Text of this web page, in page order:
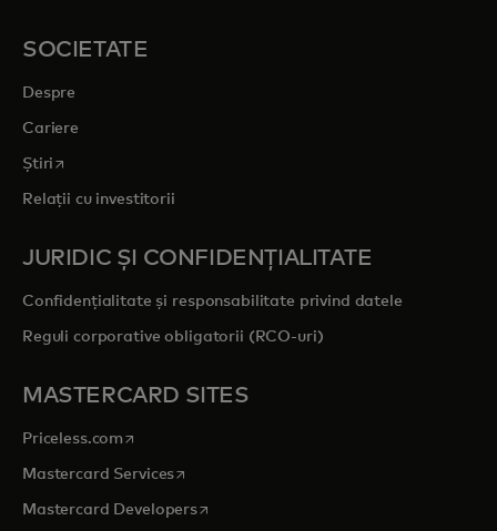
SOCIETATE
Despre
Cariere
Știri opens in a new tab
Relații cu investitorii
JURIDIC ȘI CONFIDENȚIALITATE
Confidențialitate și responsabilitate privind datele
Reguli corporative obligatorii (RCO-uri)
MASTERCARD SITES
Priceless.com opens in a new tab
Mastercard Servicesopens in a new tab
Mastercard Developersopens in a new tab